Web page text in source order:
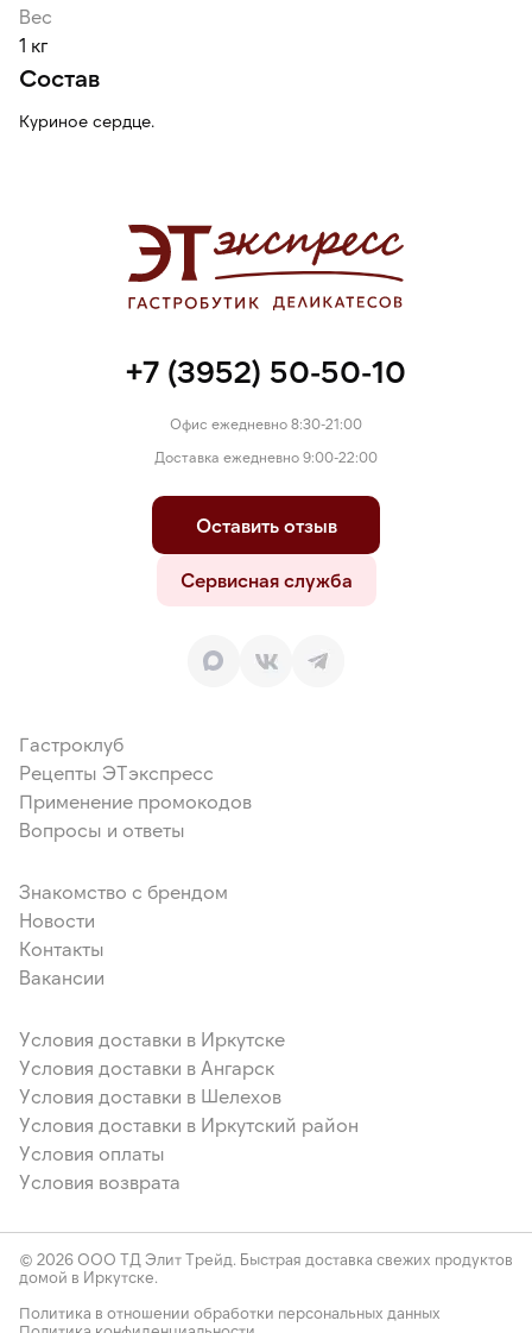
Вес
1 кг
Состав
Куриное сердце.
+7 (3952) 50-50-10
Офис ежедневно 8:30-21:00
Доставка ежедневно 9:00-22:00
Оставить отзыв
Сервисная служба
Гастроклуб
Рецепты ЭТэкспресс
Применение промокодов
Вопросы и ответы
Знакомство с брендом
Новости
Контакты
Вакансии
Условия доставки в Иркутске
Условия доставки в Ангарск
Условия доставки в Шелехов
Условия доставки в Иркутский район
Условия оплаты
Условия возврата
© 2026 ООО ТД Элит Трейд. Быстрая доставка свежих продуктов
домой в Иркутске.
Политика в отношении обработки персональных данных